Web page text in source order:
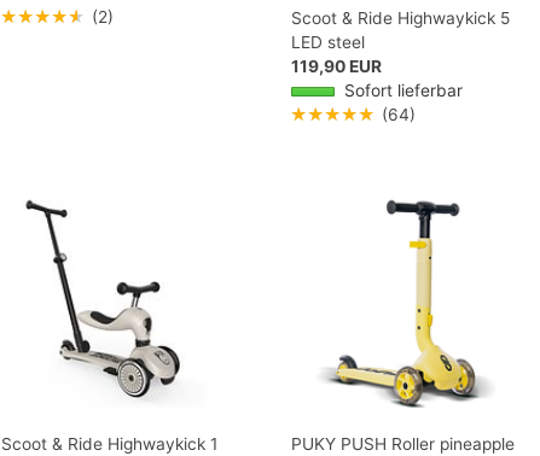
★★★★★ (2)
Scoot & Ride Highwaykick 5
LED steel
119,90 EUR
Sofort lieferbar
★★★★★ (64)
Scoot & Ride Highwaykick 1
PUKY PUSH Roller pineapple